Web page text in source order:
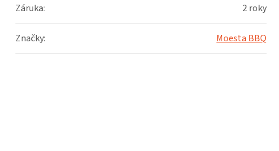
Záruka: 2 roky
Značky: Moesta BBQ